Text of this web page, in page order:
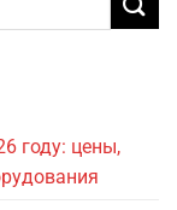
году: цены,